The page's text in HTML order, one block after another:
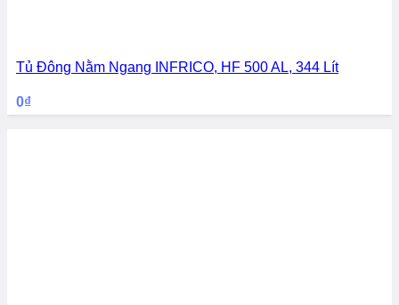
Tủ Đông Nằm Ngang INFRICO, HF 500 AL, 344 Lít
0₫